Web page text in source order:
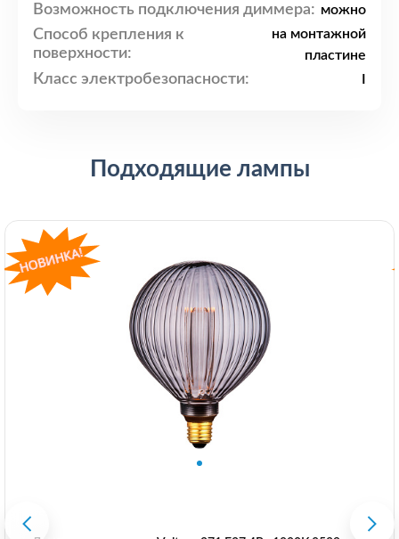
Возможность подключения диммера: можно
Способ крепления к
поверхности:
на монтажной
пластине
Класс электробезопасности:
Подходящие лампы